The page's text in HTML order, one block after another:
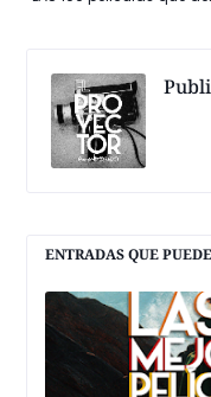
ENTRADAS QUE